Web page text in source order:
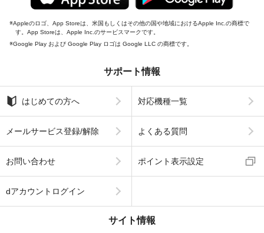
Appleのロゴ、App Storeは、米国もしくはその他の国や地域におけるApple Inc.の商標で
す。App Storeは、Apple Inc.のサービスマークです。
Google Play および Google Play ロゴは Google LLC の商標です。
サポート情報
はじめての方へ 対応機種一覧
メールサービス登録/解除 よくある質問
お問い合わせ ポイント表示設定
dアカウントログイン
サイト情報